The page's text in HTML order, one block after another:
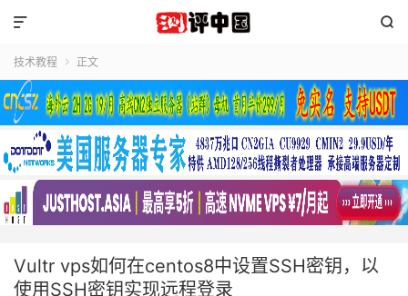


技术教程  正文
Vultr vps如何在centos8中设置SSH密钥，以
使用SSH密钥实现远程登录